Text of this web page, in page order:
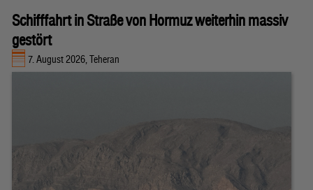
Schifffahrt in Straße von Hormuz weiterhin massiv
gestört
7. August 2026, Teheran